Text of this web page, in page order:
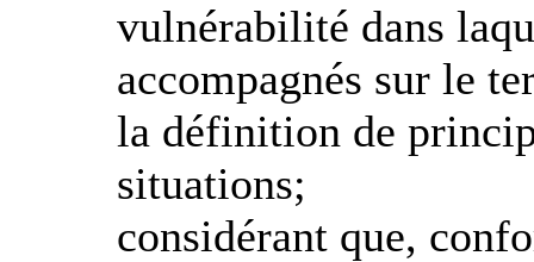
vulnérabilité dans
accompagnés sur le
la définition de
situations;
considérant que,